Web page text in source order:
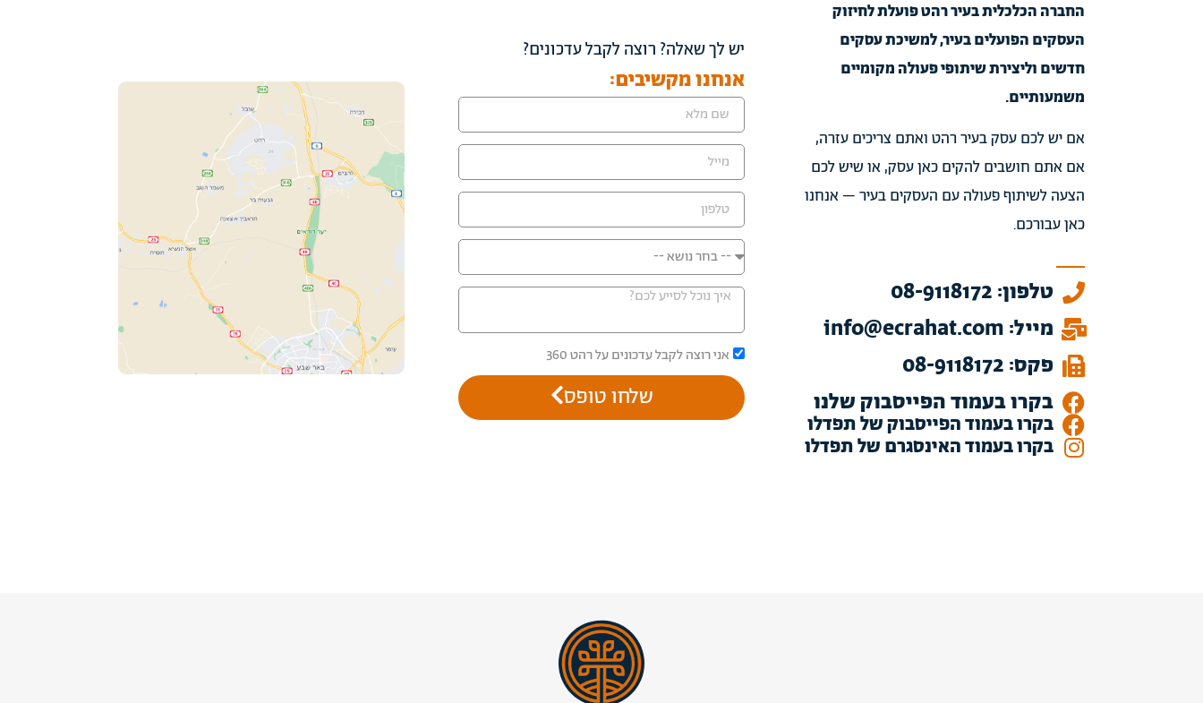
החברה הכלכלית בעיר רהט פועלת לחיזוק
העסקים הפועלים בעיר, למשיכת עסקים
חדשים וליצירת שיתופי פעולה מקומיים
משמעותיים.
אם יש לכם עסק בעיר רהט ואתם צריכים עזרה,
אם אתם חושבים להקים כאן עסק, או שיש לכם
הצעה לשיתוף פעולה עם העסקים בעיר – אנחנו
כאן עבורכם.
טלפון: 08-9118172
מייל: info@ecrahat.com
פקס: 08-9118172
בקרו בעמוד הפייסבוק שלנו
בקרו בעמוד הפייסבוק של תפדלו
בקרו בעמוד האינסגרם של תפדלו
יש לך שאלה? רוצה לקבל עדכונים?
אנחנו מקשיבים:
אני רוצה לקבל עדכונים על רהט 360
שלחו טופס